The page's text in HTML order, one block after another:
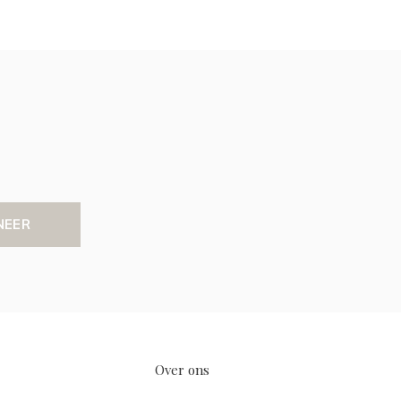
Over ons